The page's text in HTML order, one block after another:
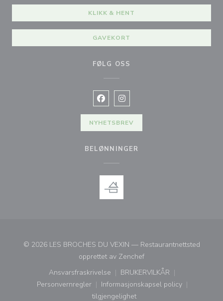
KLIKK & HENT
GAVEKORT
FØLG OSS
Facebook ((åpner i et nytt vindu))
Instagram ((åpner i et nytt
NYHETSBREV
BELØNNINGER
© 2026 LES BROCHES DU VEXIN — Restaurantnettsted
opprettet av Zenchef((åpner i et nytt vindu))
Ansvarsfraskrivelse
((åpner i et nytt vindu))
BRUKERVILKÅR
((åpner i et nytt vindu))
Personvernregler
((åpner i et nytt vindu))
Informasjonskapsel policy
((åpner i et nytt vindu))
tilgjengelighet